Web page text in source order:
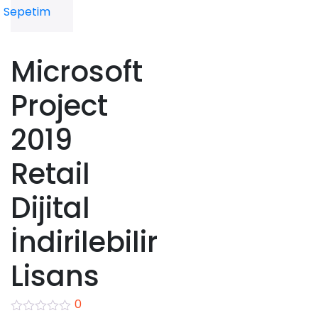
Sepetim
Microsoft
Project
2019
Retail
Dijital
İndirilebilir
Lisans
0